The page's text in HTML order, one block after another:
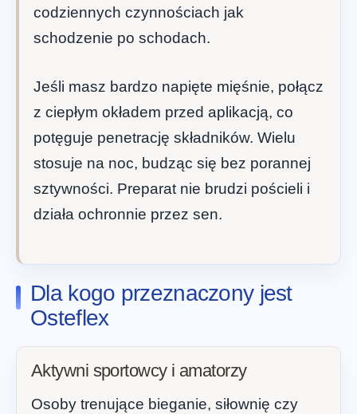
codziennych czynnościach jak
schodzenie po schodach.
Jeśli masz bardzo napięte mięśnie, połącz
z ciepłym okładem przed aplikacją, co
potęguje penetrację składników. Wielu
stosuje na noc, budząc się bez porannej
sztywności. Preparat nie brudzi pościeli i
działa ochronnie przez sen.
Dla kogo przeznaczony jest
Osteflex
Aktywni sportowcy i amatorzy
Osoby trenujące bieganie, siłownię czy